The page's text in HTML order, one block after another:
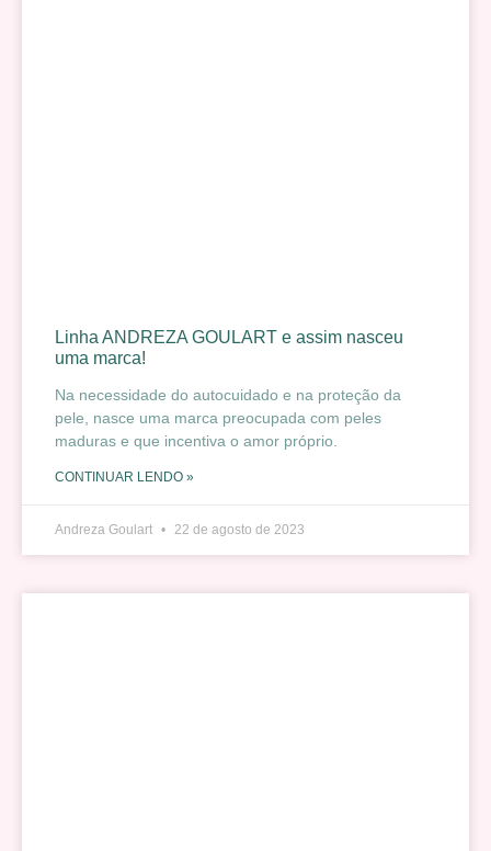
Linha ANDREZA GOULART e assim nasceu
uma marca!
Na necessidade do autocuidado e na proteção da
pele, nasce uma marca preocupada com peles
maduras e que incentiva o amor próprio.
CONTINUAR LENDO »
Andreza Goulart 22 de agosto de 2023